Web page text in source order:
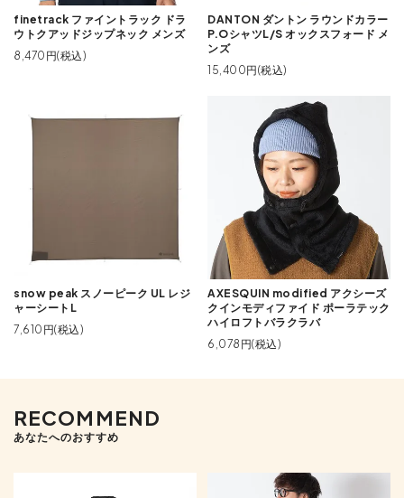
finetrack ファイントラック ドラ
ウトクアッドジップネック メンズ
8,470円(税込)
DANTON ダントン ラウンドカラー
P.OシャツL/S オックスフォード メ
ンズ
15,400円(税込)
snow peak スノーピーク UL レジ
ャーシートL
7,610円(税込)
AXESQUIN modified アクシーズ
クインモディファイド ポーラテック
ハイロフトバラクラバ
6,078円(税込)
RECOMMEND
あなたへのおすすめ